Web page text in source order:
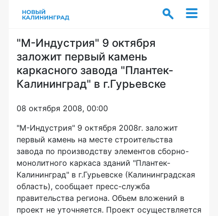
"М-Индустрия" 9 октября
заложит первый камень
каркасного завода "Плантек-
Калининград" в г.Гурьевске
08 октября 2008, 00:00
"М-Индустрия" 9 октября 2008г. заложит
первый камень на месте строительства
завода по производству элементов сборно-
монолитного каркаса зданий "Плантек-
Калининград" в г.Гурьевске (Калининградская
область), сообщает пресс-служба
правительства региона. Объем вложений в
проект не уточняется. Проект осуществляется